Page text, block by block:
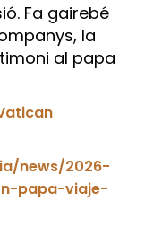
Fa gairebé
la
al papa
news/2026-
papa-viaje-